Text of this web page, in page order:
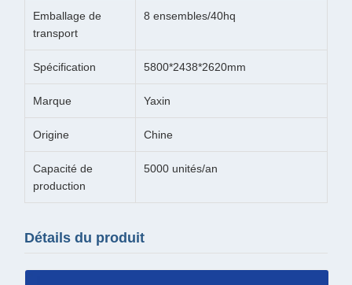
Emballage de
transport
8 ensembles/40hq
Spécification 5800*2438*2620mm
Marque Yaxin
Origine Chine
Capacité de
production
5000 unités/an
Détails du produit